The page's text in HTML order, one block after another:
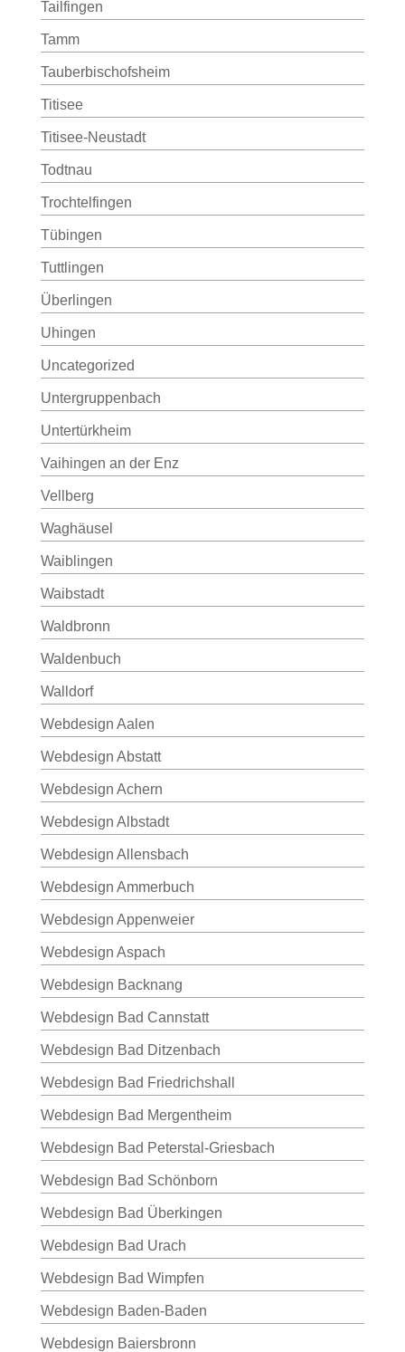
Tailfingen
Tamm
Tauberbischofsheim
Titisee
Titisee-Neustadt
Todtnau
Trochtelfingen
Tübingen
Tuttlingen
Überlingen
Uhingen
Uncategorized
Untergruppenbach
Untertürkheim
Vaihingen an der Enz
Vellberg
Waghäusel
Waiblingen
Waibstadt
Waldbronn
Waldenbuch
Walldorf
Webdesign Aalen
Webdesign Abstatt
Webdesign Achern
Webdesign Albstadt
Webdesign Allensbach
Webdesign Ammerbuch
Webdesign Appenweier
Webdesign Aspach
Webdesign Backnang
Webdesign Bad Cannstatt
Webdesign Bad Ditzenbach
Webdesign Bad Friedrichshall
Webdesign Bad Mergentheim
Webdesign Bad Peterstal-Griesbach
Webdesign Bad Schönborn
Webdesign Bad Überkingen
Webdesign Bad Urach
Webdesign Bad Wimpfen
Webdesign Baden-Baden
Webdesign Baiersbronn